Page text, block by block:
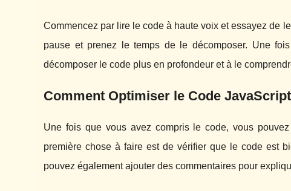
Commencez par lire le code à haute voix et essayez de
pause et prenez le temps de le décomposer. Une
décomposer le code plus en profondeur et à le
Comment Optimiser le Code
Une fois que vous avez compris le code, vous
première chose à faire est de vérifier que le code est
pouvez également ajouter des commentaires pour